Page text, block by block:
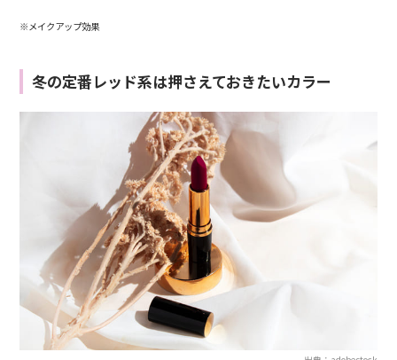
※メイクアップ効果
冬の定番レッド系は押さえておきたいカラー